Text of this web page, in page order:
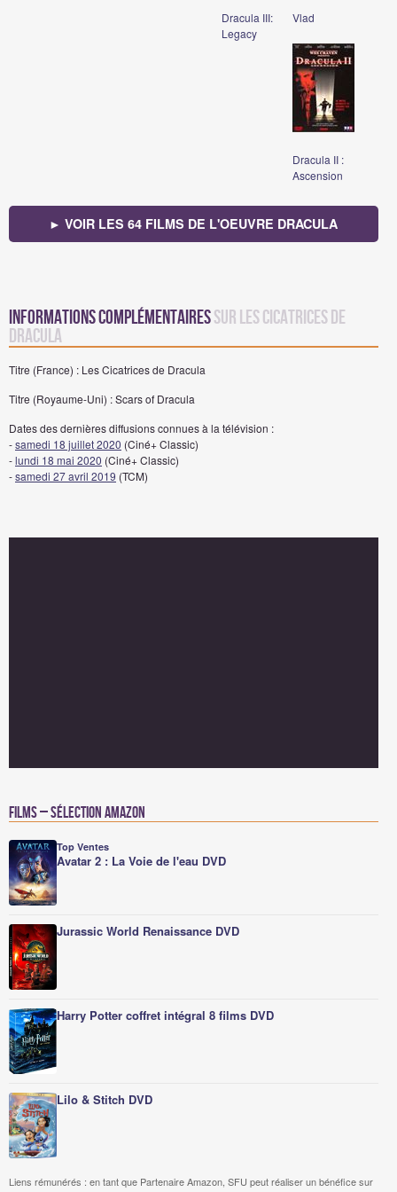
Dracula III:
Legacy
Vlad
Dracula II :
Ascension
► VOIR LES 64 FILMS DE L'OEUVRE DRACULA
Informations complémentairessur Les Cicatrices de
Dracula
Titre (France) : Les Cicatrices de Dracula
Titre (Royaume-Uni) : Scars of Dracula
Dates des dernières diffusions connues à la télévision :
-samedi 18 juillet 2020 (Ciné+ Classic)
-lundi 18 mai 2020 (Ciné+ Classic)
-samedi 27 avril 2019 (TCM)
Films – Sélection Amazon
Top Ventes
Avatar 2 : La Voie de l'eau DVD
Jurassic World Renaissance DVD
Harry Potter coffret intégral 8 films DVD
Lilo & Stitch DVD
Liens rémunérés : en tant que Partenaire Amazon, SFU peut réaliser un bénéfice sur